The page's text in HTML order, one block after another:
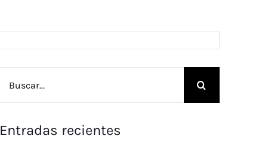
Entradas recientes